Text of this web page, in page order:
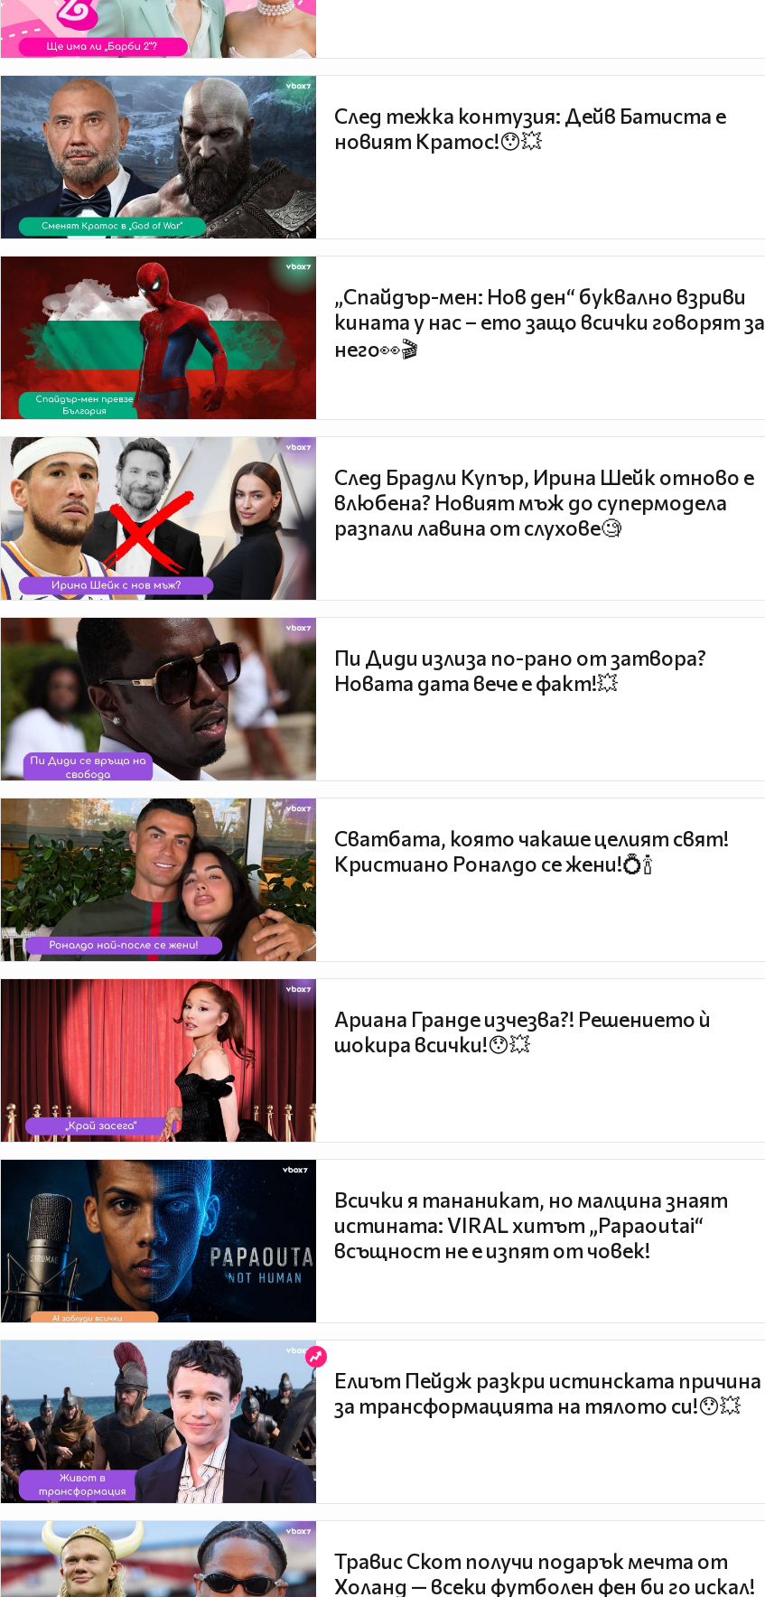
След тежка контузия: Дейв Батиста е
новият Кратос!😯💥
„Спайдър-мен: Нов ден“ буквално взриви
кината у нас – ето защо всички говорят за
него👀🎬
След Брадли Купър, Ирина Шейк отново е
влюбена? Новият мъж до супермодела
разпали лавина от слухове🧐
Пи Диди излиза по-рано от затвора?
Новата дата вече е факт!💥
Сватбата, която чакаше целият свят!
Кристиано Роналдо се жени!💍🍾
Ариана Гранде изчезва?! Решението ѝ
шокира всички!😯💥
Всички я тананикат, но малцина знаят
истината: VIRAL хитът „Papaoutai“
всъщност не е изпят от човек!
Елиът Пейдж разкри истинската причина
за трансформацията на тялото си!😯💥
Травис Скот получи подарък мечта от
Холанд — всеки футболен фен би го искал!